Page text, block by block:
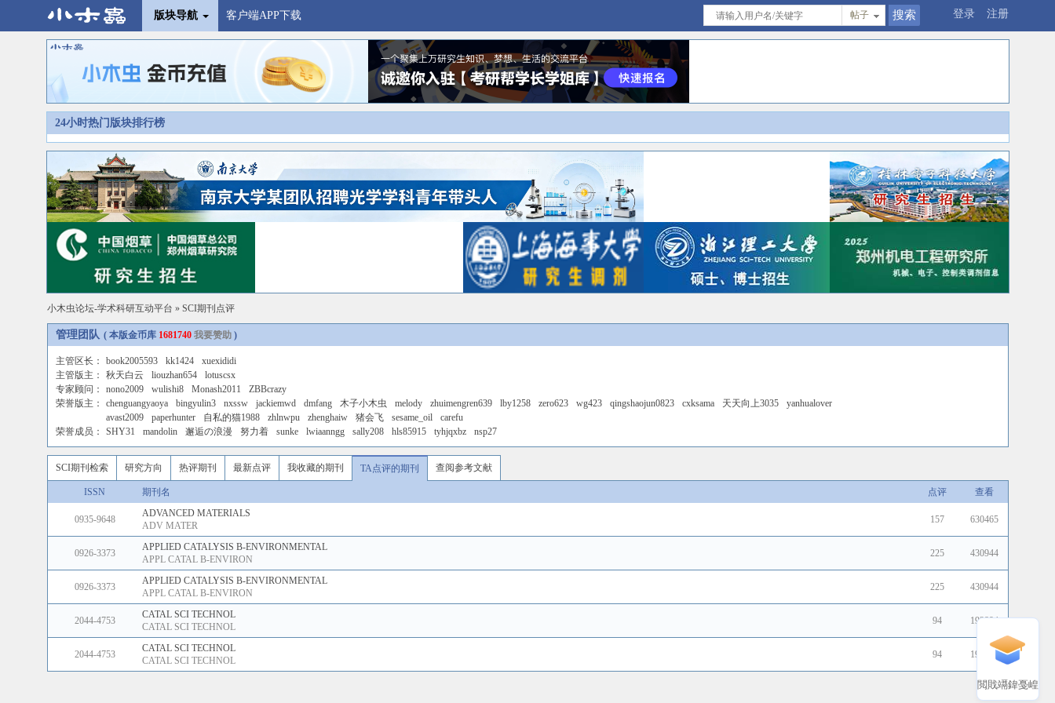
版块导航 客户端APP下载 登录 注册
帖子
24小时热门版块排行榜
小木虫论坛-学术科研互动平台 » SCI期刊点评
管理团队 ( 本版金币库 1681740 我要赞助)
主管区长： book2005593 kk1424
xuexididi
主管版主：
秋天白云 liouzhan654
lotuscsx
专家顾问：
nono2009 wulishi8 Monash2011
ZBBcrazy
荣誉版主：
chenguangyaoya bingyulin3 nxssw jackiemwd dmfang 木子小木虫 melody zhuimengren639 lby1258 zero623 wg423 qingshaojun0823 cxksama 天天向上3035
yanhualover
avast2009
paperhunter 自私的猫1988 zhlnwpu zhenghaiw 猪会飞 sesame_oil
carefu
荣誉成员：
SHY31 mandolin 邂逅の浪漫 努力着 sunke lwiaanngg sally208 hls85915 tyhjqxbz nsp27
SCI期刊检索 研究方向 热评期刊 最新点评 我收藏的期刊 TA点评的期刊 查阅参考文献
ISSN 期刊名 点评 查看
0935-9648
ADVANCED MATERIALS
ADV MATER
157 630465
0926-3373
APPLIED CATALYSIS B-ENVIRONMENTAL
APPL CATAL B-ENVIRON
225 430944
0926-3373
APPLIED CATALYSIS B-ENVIRONMENTAL
APPL CATAL B-ENVIRON
225 430944
2044-4753
CATAL SCI TECHNOL
CATAL SCI TECHNOL
94 192894
2044-4753
CATAL SCI TECHNOL
CATAL SCI TECHNOL
94 192894
閲戝竵鍏戞崲